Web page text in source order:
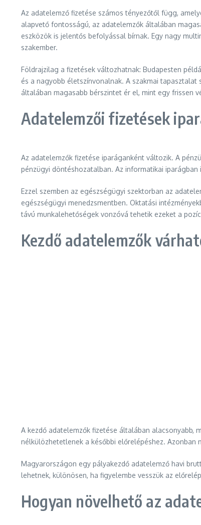
Az adatelemző fizetése számos tényezőtől függ,
alapvető fontosságú, az adatelemzők általában
eszközök is jelentős befolyással bírnak. Egy nagy
szakember.
Földrajzilag a fizetések változhatnak: Budapesten
és a nagyobb életszínvonalnak. A szakmai
általában magasabb bérszintet ér el, mint egy frissen
Adatelemzői fizetések
Az adatelemzők fizetése iparáganként változik. A
pénzügyi döntéshozatalban. Az informatikai
Ezzel szemben az egészségügyi szektorban az
egészségügyi menedzsmentben. Oktatási
távú munkalehetőségek vonzóvá tehetik ezeket a
Kezdő adatelemzők
A kezdő adatelemzők fizetése általában alacsonyabb,
nélkülözhetetlenek a későbbi előrelépéshez. Azonban
Magyarországon egy pályakezdő adatelemző havi
lehetnek, különösen, ha figyelembe vesszük az
Hogyan növelhető az